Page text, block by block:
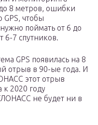
8 метров, ошибки
чтобы
поймать от 6 до
6-7 спутников.
GPS появилась на 8
отрыв в 90-ые года. И
этот отрыв
к 2020 году
не будет ни в